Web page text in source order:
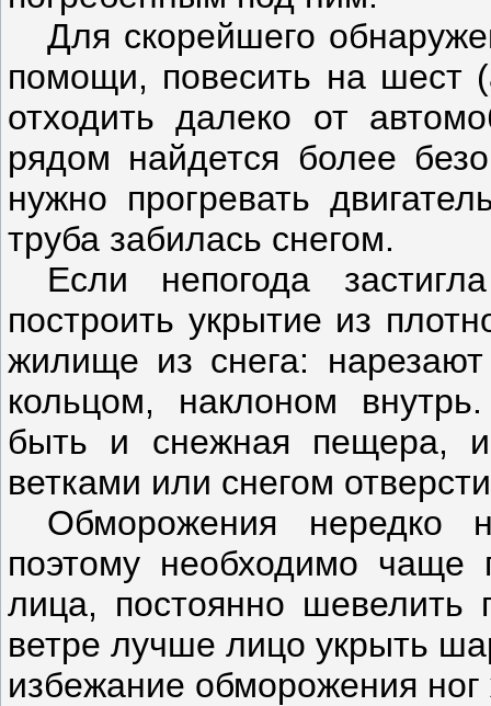
Для скорейшего
помощи, повесить на шест
отходить далеко от
рядом найдется более
нужно прогревать
труба забилась снегом.
Если непогода
построить укрытие из
жилище из снега:
кольцом, наклоном
быть и снежная пещера,
ветками или снегом
Обморожения нередко
поэтому необходимо чаще
лица, постоянно
ветре лучше лицо укрыть
избежание обморожения